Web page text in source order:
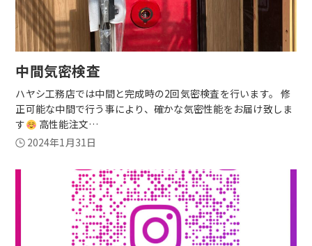
中間気密検査
ハヤシ工務店では中間と完成時の2回気密検査を行います。 修
正可能な中間で行う事により、確かな気密性能をお届け致しま
す
高性能注文…
2024年1月31日